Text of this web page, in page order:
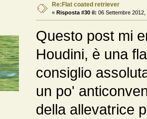
Re:Flat coated retriever
« Risposta #30 il: 06 Settembre 2012,
Questo post mi
Houdini, è una
consiglio
un po'
della allevatrice